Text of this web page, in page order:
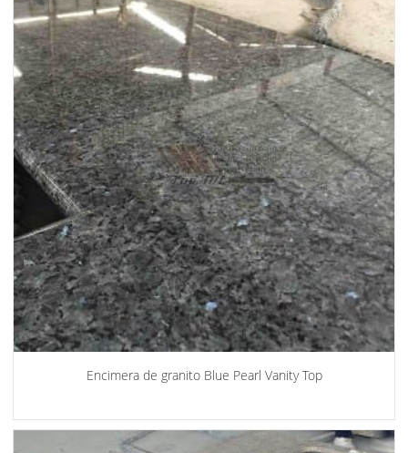
Encimera de granito Blue Pearl Vanity Top